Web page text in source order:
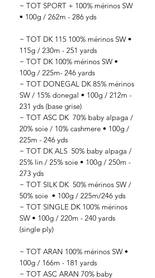
~ TOT SPORT + 100% mérinos SW
• 100g / 262m - 286 yds
~ TOT DK 115 100% mérinos SW •
115g / 230m - 251 yards
~ TOT DK 100% mérinos SW •
100g / 225m- 246 yards
~ TOT DONEGAL DK 85% mérinos
SW / 15% donegal • 100g / 212m -
231 yds (base grise)
~ TOT ASC DK 70% baby alpaga /
20% soie / 10% cashmere • 100g /
225m - 246 yds
~ TOT DK ALS 50% baby alpaga /
25% lin / 25% soie • 100g / 250m -
273 yds
~ TOT SILK DK 50% mérinos SW /
50% soie • 100g / 225m/246 yds
~ TOT SINGLE DK 100% mérinos
SW • 100g / 220m - 240 yards
(single ply)
~ TOT ARAN 100% mérinos SW •
100g / 166m - 181 yards
~ TOT ASC ARAN 70% baby